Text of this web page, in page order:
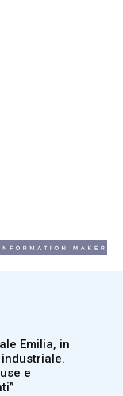
Emilia, in
e